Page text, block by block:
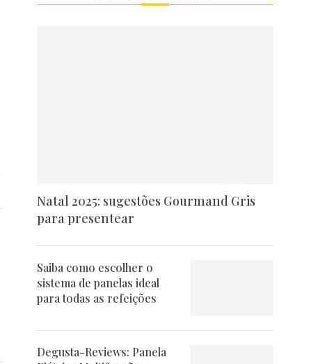
Natal 2025: sugestões Gourmand Gris
para presentear
Saiba como escolher o
sistema de panelas ideal
para todas as refeições
Degusta-Reviews: Panela